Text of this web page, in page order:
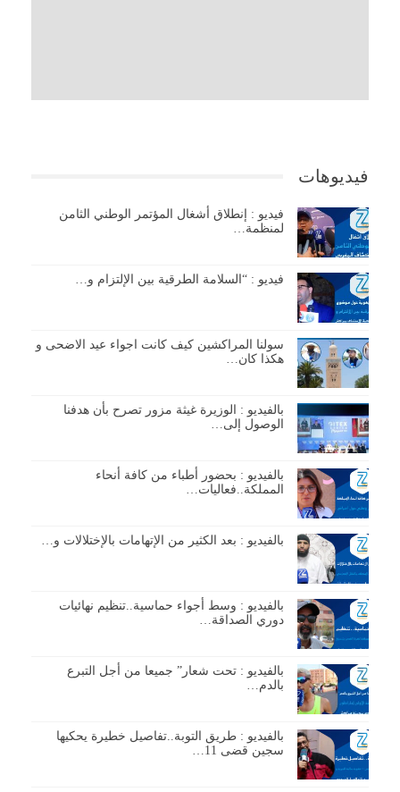
فيديوهات
فيديو : إنطلاق أشغال المؤتمر الوطني الثامن
لمنظمة…
فيديو : “السلامة الطرقية بين الإلتزام و…
سولنا المراكشين كيف كانت اجواء عيد الاضحى و
هكذا كان…
بالفيديو : الوزيرة غيثة مزور تصرح بأن هدفنا
الوصول إلى…
بالفيديو : بحضور أطباء من كافة أنحاء
المملكة..فعاليات…
بالفيديو : بعد الكثير من الإتهامات بالإختلالات و…
بالفيديو : وسط أجواء حماسية..تنظيم نهائيات
دوري الصداقة…
بالفيديو : تحت شعار” جميعا من أجل التبرع
بالدم…
بالفيديو : طريق التوبة..تفاصيل خطيرة يحكيها
سجين قضى 11…